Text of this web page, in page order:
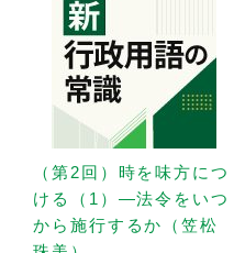
（第2回）時を味方につ
ける（1）—法令をいつ
から施行するか（笠松